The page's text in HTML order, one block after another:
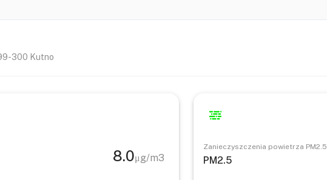
300 Kutno
8.0μg/m3
Zanieczyszczenia powietrza PM2.5
PM2.5